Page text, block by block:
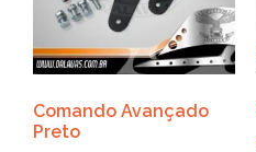
Comando Avançado
Preto